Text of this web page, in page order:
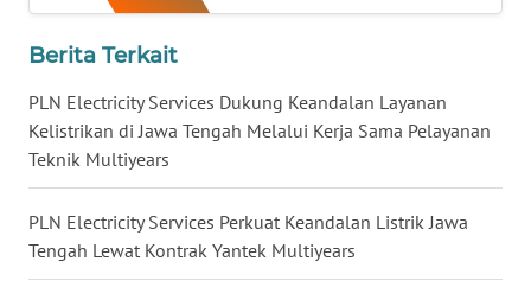
Berita Terkait
PLN Electricity Services Dukung Keandalan Layanan
Kelistrikan di Jawa Tengah Melalui Kerja Sama Pelayanan
Teknik Multiyears
PLN Electricity Services Perkuat Keandalan Listrik Jawa
Tengah Lewat Kontrak Yantek Multiyears
WN
LAMPUNG
WN
JATENG
WN
NUSANTARA